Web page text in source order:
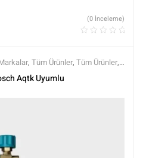
(0 İnceleme)
, Tüm Ürünler, Tüm Ürünler,
Aqtk Uyumlu